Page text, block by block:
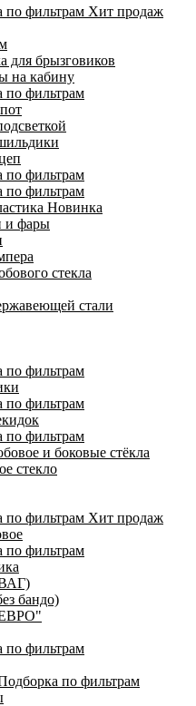
по фильтрам Хит продаж
для брызговиков
на кабину
по фильтрам
по фильтрам
по фильтрам
Новинка
и фары
стекла
стали
по фильтрам
по фильтрам
по фильтрам
и боковые стёкла
стекло
по фильтрам Хит продаж
по фильтрам
бандо)
по фильтрам
по фильтрам